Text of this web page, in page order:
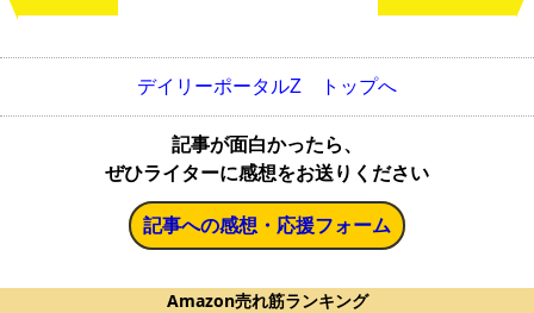
デイリーポータルZ トップへ
記事が面白かったら、
ぜひライターに感想をお送りください
記事への感想・応援フォーム
Amazon売れ筋ランキング